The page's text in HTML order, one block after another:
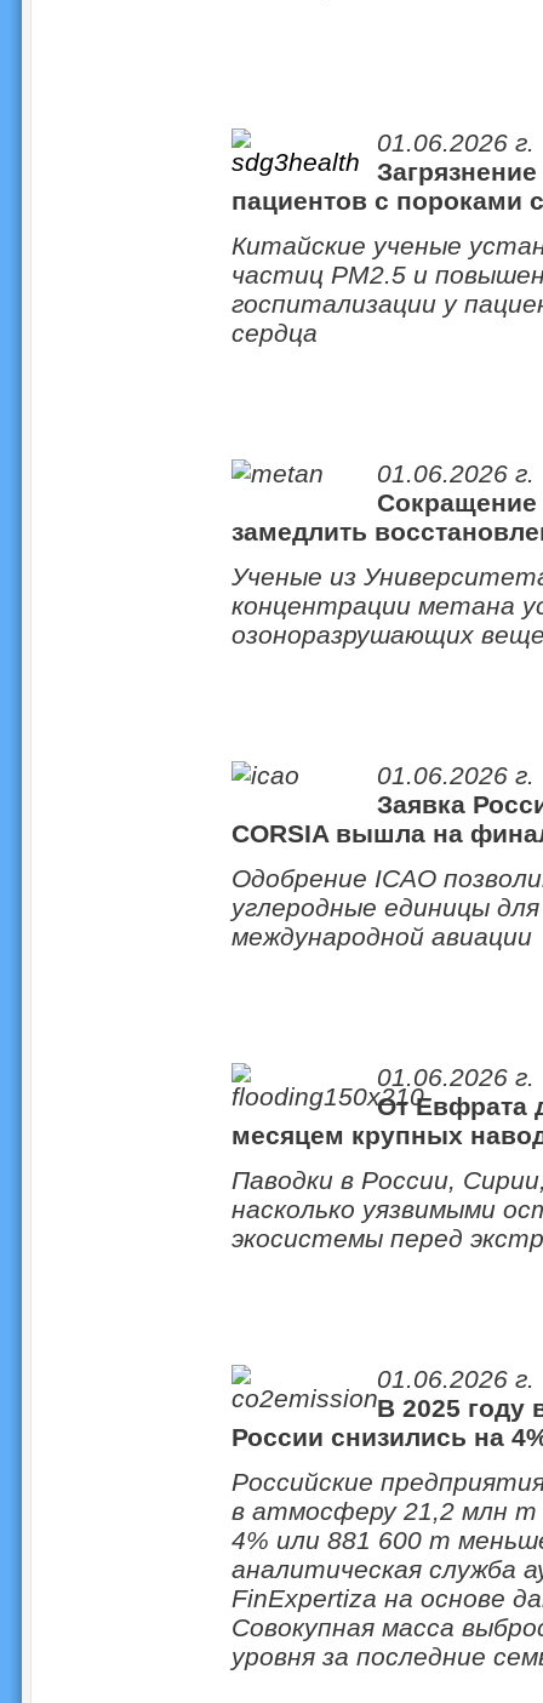
01.06.2026 г.
пациентов с пороками
Китайские ученые
частиц PM2.5 и
госпитализации у
сердца
01.06.2026 г.
замедлить
Ученые из
концентрации метана
озоноразрушающих
01.06.2026 г.
Заявка
CORSIA вышла на
Одобрение ICAO
углеродные единицы
международной авиации
01.06.2026 г.
От Евфрата
месяцем крупных
Паводки в России,
насколько уязвимыми
экосистемы перед
01.06.2026 г.
В 2025
России снизились на
Российские
в атмосферу 21,2 млн т
4% или 881 600 т
аналитическая служба
FinExpertiza на основе
Совокупная масса
уровня за последние